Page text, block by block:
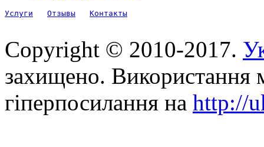
Услуги Отзывы Контакты
Copyright © 2010-2017.
захищено. Використання
гіперпосилання на http://